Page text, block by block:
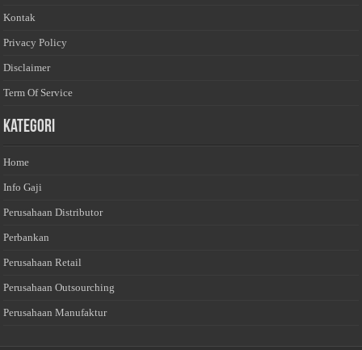
Kontak
Privacy Policy
Disclaimer
Term Of Service
Kategori
Home
Info Gaji
Perusahaan Distributor
Perbankan
Perusahaan Retail
Perusahaan Outsourching
Perusahaan Manufaktur